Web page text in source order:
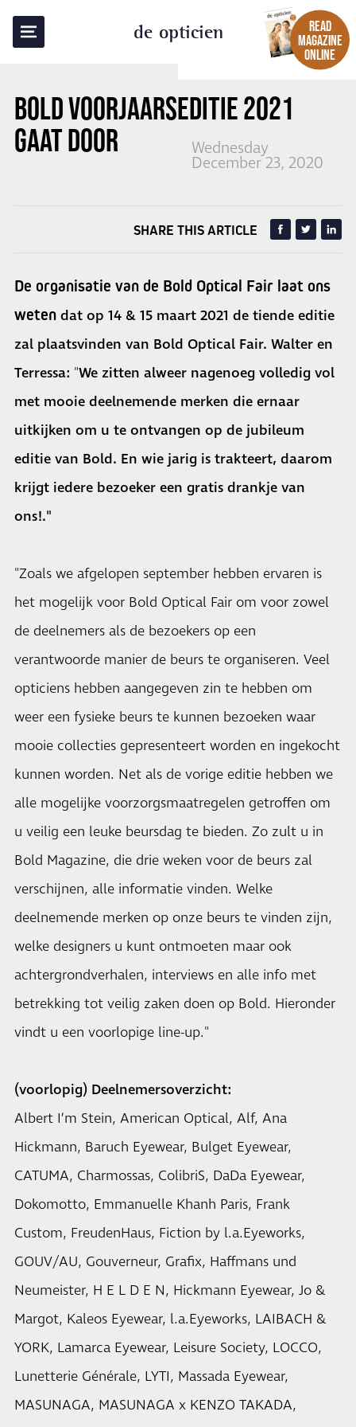
de opticien
READ
MAGAZINE
ONLINE
BOLD VOORJAARSEDITIE 2021
GAAT DOOR
Wednesday
December 23, 2020
BACK TO OVERVIEW
SHARE THIS ARTICLE
De organisatie van de Bold Optical Fair laat ons
weten dat op 14 & 15 maart 2021 de tiende editie
zal plaatsvinden van Bold Optical Fair. Walter en
Terressa: "We zitten alweer nagenoeg volledig vol
met mooie deelnemende merken die ernaar
uitkijken om u te ontvangen op de jubileum
editie van Bold. En wie jarig is trakteert, daarom
krijgt iedere bezoeker een gratis drankje van
ons!."
"Zoals we afgelopen september hebben ervaren is
het mogelijk voor Bold Optical Fair om voor zowel
de deelnemers als de bezoekers op een
verantwoorde manier de beurs te organiseren. Veel
opticiens hebben aangegeven zin te hebben om
weer een fysieke beurs te kunnen bezoeken waar
mooie collecties gepresenteert worden en ingekocht
kunnen worden. Net als de vorige editie hebben we
alle mogelijke voorzorgsmaatregelen getroffen om
u veilig een leuke beursdag te bieden. Zo zult u in
Bold Magazine, die drie weken voor de beurs zal
verschijnen, alle informatie vinden. Welke
deelnemende merken op onze beurs te vinden zijn,
welke designers u kunt ontmoeten maar ook
achtergrondverhalen, interviews en alle info met
betrekking tot veilig zaken doen op Bold. Hieronder
vindt u een voorlopige line-up."
(voorlopig) Deelnemersoverzicht:
Albert I’m Stein, American Optical, Alf, Ana
Hickmann, Baruch Eyewear, Bulget Eyewear,
CATUMA, Charmossas, ColibriS, DaDa Eyewear,
Dokomotto, Emmanuelle Khanh Paris, Frank
Custom, FreudenHaus, Fiction by l.a.Eyeworks,
GOUV/AU, Gouverneur, Grafix, Haffmans und
Neumeister, H E L D E N, Hickmann Eyewear, Jo &
Margot, Kaleos Eyewear, l.a.Eyeworks, LAIBACH &
YORK, Lamarca Eyewear, Leisure Society, LOCCO,
Lunetterie Générale, LYTI, Massada Eyewear,
MASUNAGA, MASUNAGA x KENZO TAKADA,